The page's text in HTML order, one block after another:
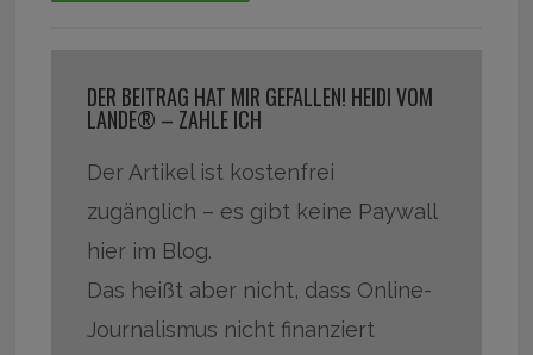
DER BEITRAG HAT MIR GEFALLEN! HEIDI VOM
LANDE® – ZAHLE ICH
Der Artikel ist kostenfrei
zugänglich – es gibt keine Paywall
hier im Blog.
Das heißt aber nicht, dass Online-
Journalismus nicht finanziert